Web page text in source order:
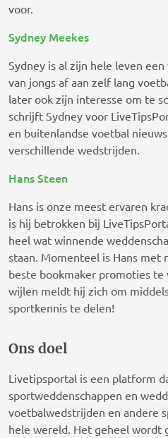
voor.
Sydney Meekes
Sydney is al zijn hele leven
van jongs af aan zelf lang
later ook zijn interesse om te
schrijft Sydney voor
en buitenlandse voetbal
verschillende wedstrijden.
Hans Steen
Hans is onze meest ervaren
is hij betrokken bij
heel wat winnende
staan. Momenteel is Hans met
beste bookmaker promoties
wijlen meldt hij zich om
sportkennis te delen!
Ons doel
Livetipsportal is een platform
sportweddenschappen en
voetbalwedstrijden en andere
hele wereld. Het geheel wordt